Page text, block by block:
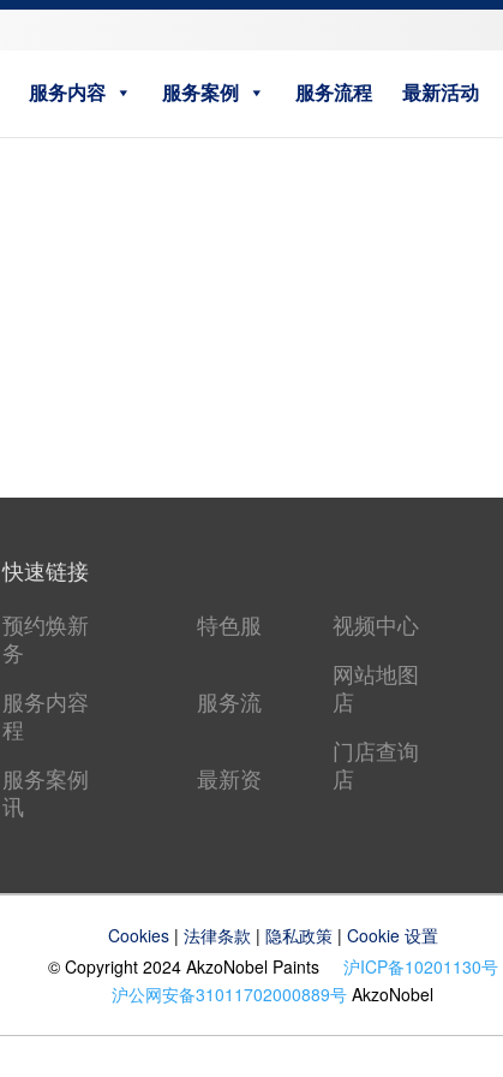
服务内容 服务案例 服务流程 最新活动
快速链接
预约焕新
特色服
务
服务内容
服务流
程
服务案例
最新资
讯
视频中心
网站地图
店
门店查询
店
Cookies| 法律条款 | 隐私政策| Cookie 设置
© Copyright 2024 AkzoNobel Paints 沪ICP备10201130号
沪公网安备31011702000889号 AkzoNobel